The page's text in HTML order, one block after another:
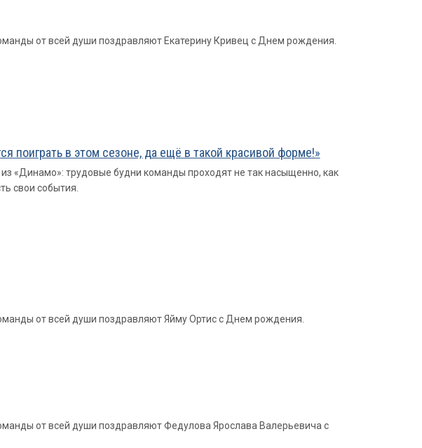
от всей души поздравляют Екатерину Кривец с Днем рождения.
поиграть в этом сезоне, да ещё в такой красивой форме!»
«Динамо»: трудовые будни команды проходят не так насыщенно, как
свои события.
от всей души поздравляют Яйму Ортис с Днем рождения.
от всей души поздравляют Федулова Ярослава Валерьевича с